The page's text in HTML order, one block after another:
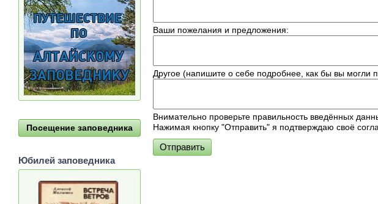
Ваши пожелания и предложения:
Другое (напишите о себе подробнее, как бы вы могли
Внимательно проверьте правильность введённых
Нажимая кнопку "Отправить" я подтверждаю своё
Отправить
Посещение заповедника
Юбилей заповедника